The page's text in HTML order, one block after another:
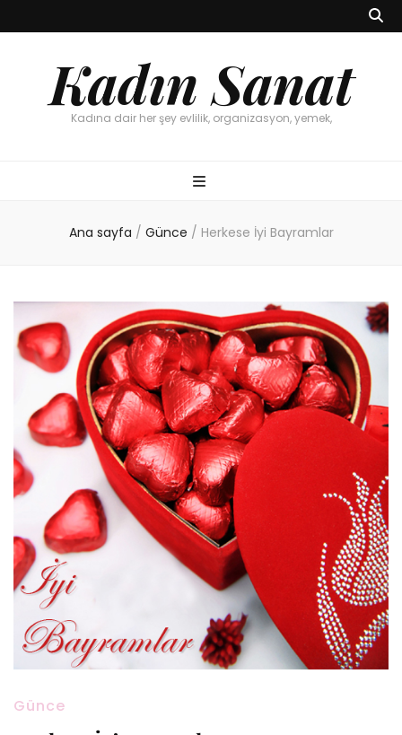
Kadın Sanat
Kadına dair her şey evlilik, organizasyon, yemek,
Ana sayfa / Günce / Herkese İyi Bayramlar
Günce